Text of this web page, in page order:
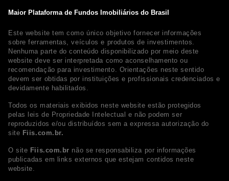
Maior Plataforma de Fundos Imobiliários do Brasil
Este website tem como único objetivo fornecer informações
sobre ferramentas, veículos e produtos de investimentos.
Nenhuma parte do conteúdo disponibilizado por meio deste
website deve ser interpretada como aconselhamento ou
recomendação para investimento. Orientações neste sentido
devem ser obtidas por instituições e profissionais credenciados e
devidamente habilitados.
Todos os materiais exibidos neste website estão protegidos
pelas leis de Propriedade Intelectual e não podem ser
reproduzidos e/ou distribuídos sem a expressa autorização do
site Fiis.com.br.
O site Fiis.com.br não se responsabiliza por informações
publicadas em links externos que estejam contidos neste
website.